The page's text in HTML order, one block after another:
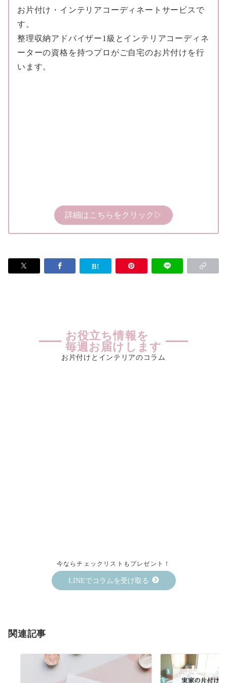
お片付け・インテリアコーディネートサービスで
す。
整理収納アドバイザー1級とインテリアコーディネ
ーターの資格を持つプロがご自宅のお片付けを行
います。
詳細はこちらをクリック▷
お役立ち情報を
毎週お届けします
お片付けとインテリアのコラム
今ならチェックリストもプレゼント！
LINEでコラムを受け取る
関連記事